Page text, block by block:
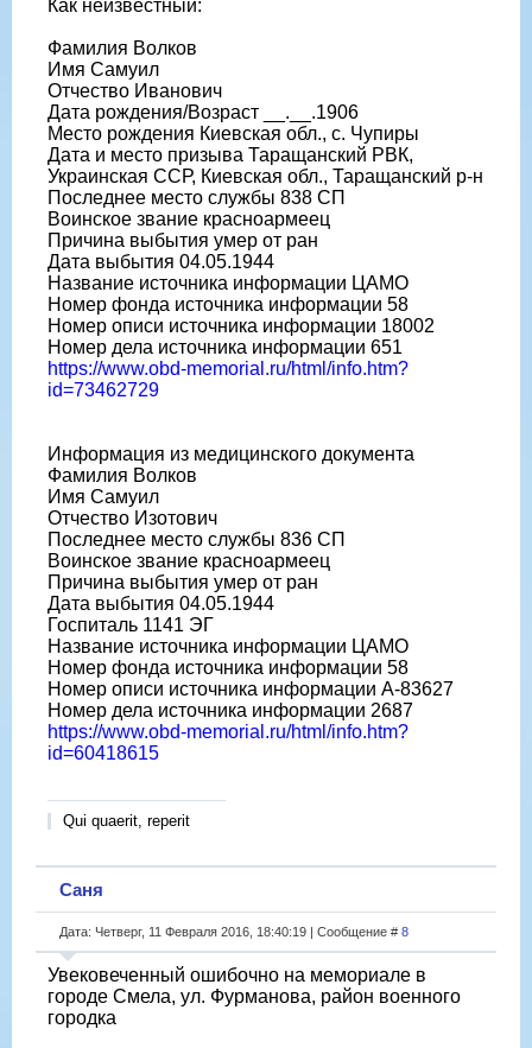
Как неизвестный:
Фамилия Волков
Имя Самуил
Отчество Иванович
Дата рождения/Возраст __.__.1906
Место рождения Киевская обл., с. Чупиры
Дата и место призыва Таращанский РВК,
Украинская ССР, Киевская обл., Таращанский р-н
Последнее место службы 838 СП
Воинское звание красноармеец
Причина выбытия умер от ран
Дата выбытия 04.05.1944
Название источника информации ЦАМО
Номер фонда источника информации 58
Номер описи источника информации 18002
Номер дела источника информации 651
https://www.obd-memorial.ru/html/info.htm?
id=73462729
Информация из медицинского документа
Фамилия Волков
Имя Самуил
Отчество Изотович
Последнее место службы 836 СП
Воинское звание красноармеец
Причина выбытия умер от ран
Дата выбытия 04.05.1944
Госпиталь 1141 ЭГ
Название источника информации ЦАМО
Номер фонда источника информации 58
Номер описи источника информации А-83627
Номер дела источника информации 2687
https://www.obd-memorial.ru/html/info.htm?
id=60418615
Qui quaerit, reperit
Саня
Дата: Четверг, 11 Февраля 2016, 18:40:19 | Сообщение # 8
Увековеченный ошибочно на мемориале в
городе Смела, ул. Фурманова, район военного
городка